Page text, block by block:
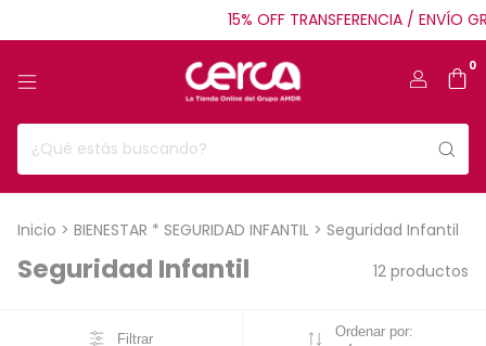
15% OFF TRANSFERENCIA / ENVÍO
0
Inicio > BIENESTAR * SEGURIDAD INFANTIL > Seguridad Infantil
Seguridad Infantil 12 productos
Filtrar Ordenar por: